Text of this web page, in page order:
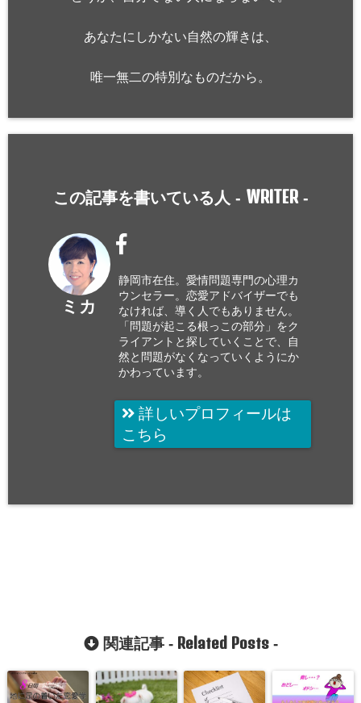
あなたにしかない自然の輝きは、
唯一無二の特別なものだから。
この記事を書いている人 - WRITER-
ミカ
静岡市在住。愛情問題専門の心理カ
ウンセラー。恋愛アドバイザーでも
なければ、導く人でもありません。
「問題が起こる根っこの部分」をク
ライアントと探していくことで、自
然と問題がなくなっていくようにか
かわっています。
詳しいプロフィールは
こちら
関連記事 - Related Posts-